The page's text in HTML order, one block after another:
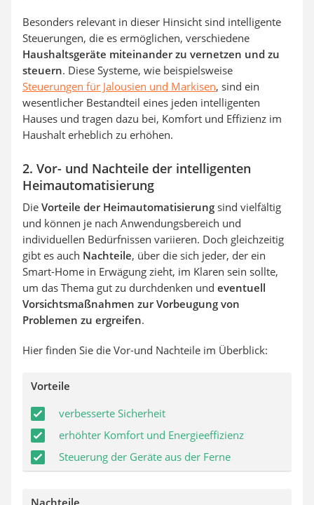
Besonders relevant in dieser Hinsicht sind intelligente
Steuerungen, die es ermöglichen, verschiedene
Haushaltsgeräte miteinander zu vernetzen und zu
steuern. Diese Systeme, wie beispielsweise
Steuerungen für Jalousien und Markisen, sind ein
wesentlicher Bestandteil eines jeden intelligenten
Hauses und tragen dazu bei, Komfort und Effizienz im
Haushalt erheblich zu erhöhen.
2. Vor- und Nachteile der intelligenten
Heimautomatisierung
Die Vorteile der Heimautomatisierung sind vielfältig
und können je nach Anwendungsbereich und
individuellen Bedürfnissen variieren. Doch gleichzeitig
gibt es auch Nachteile, über die sich jeder, der ein
Smart-Home in Erwägung zieht, im Klaren sein sollte,
um das Thema gut zu durchdenken und eventuell
Vorsichtsmaßnahmen zur Vorbeugung von
Problemen zu ergreifen.
Hier finden Sie die Vor-und Nachteile im Überblick:
Vorteile
verbesserte Sicherheit
erhöhter Komfort und Energieeffizienz
Steuerung der Geräte aus der Ferne